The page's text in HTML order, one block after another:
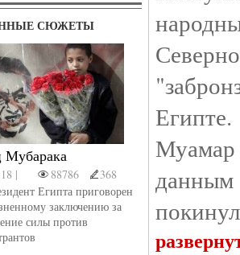
СЮЖЕТЫ
Мубарака
| 88786
368
Египта приговорен
заключению за
силы против